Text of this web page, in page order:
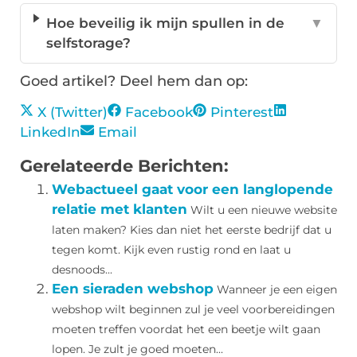
Hoe beveilig ik mijn spullen in de
selfstorage?
▼
Goed artikel? Deel hem dan op:
X (Twitter) Facebook
Pinterest
LinkedIn
Email
Gerelateerde Berichten:
Webactueel gaat voor een langlopende
relatie met klanten Wilt u een nieuwe website
laten maken? Kies dan niet het eerste bedrijf dat u
tegen komt. Kijk even rustig rond en laat u
desnoods...
Een sieraden webshop Wanneer je een eigen
webshop wilt beginnen zul je veel voorbereidingen
moeten treffen voordat het een beetje wilt gaan
lopen. Je zult je goed moeten...